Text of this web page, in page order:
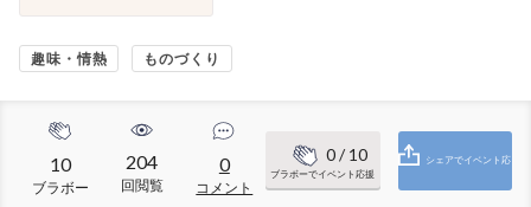
趣味・情熱 ものづくり
10
ブラボー
204
回閲覧
0
コメント
0/ 10
ブラボーでイベント応援
シェアでイベント応